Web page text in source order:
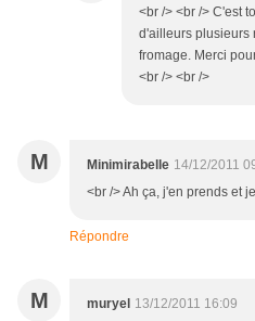
<br /> <br /> C'est
d'ailleurs plusieurs
fromage. Merci
<br /> <br />
M Minimirabelle 14/12/2011
<br /> Ah ça, j'en prends et
Répondre
M muryel 13/12/2011 16:09